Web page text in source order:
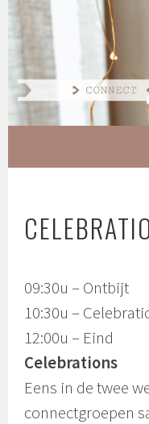
Spring
inhoud
AT HOME
CONNECT GROW
09:30u – Ontbijt
10:30u –
12:00u – Eind
Celebrations
Eens in de twee
connectgroepen